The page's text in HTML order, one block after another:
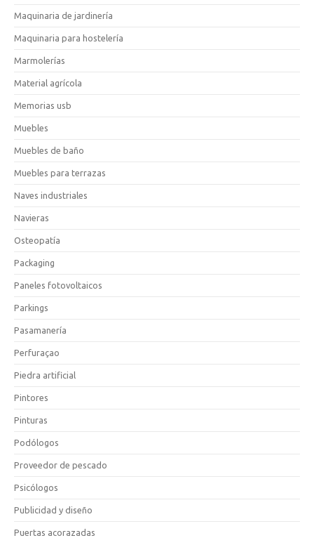
Maquinaria de jardinería
Maquinaria para hostelería
Marmolerías
Material agrícola
Memorias usb
Muebles
Muebles de baño
Muebles para terrazas
Naves industriales
Navieras
Osteopatía
Packaging
Paneles fotovoltaicos
Parkings
Pasamanería
Perfuraçao
Piedra artificial
Pintores
Pinturas
Podólogos
Proveedor de pescado
Psicólogos
Publicidad y diseño
Puertas acorazadas